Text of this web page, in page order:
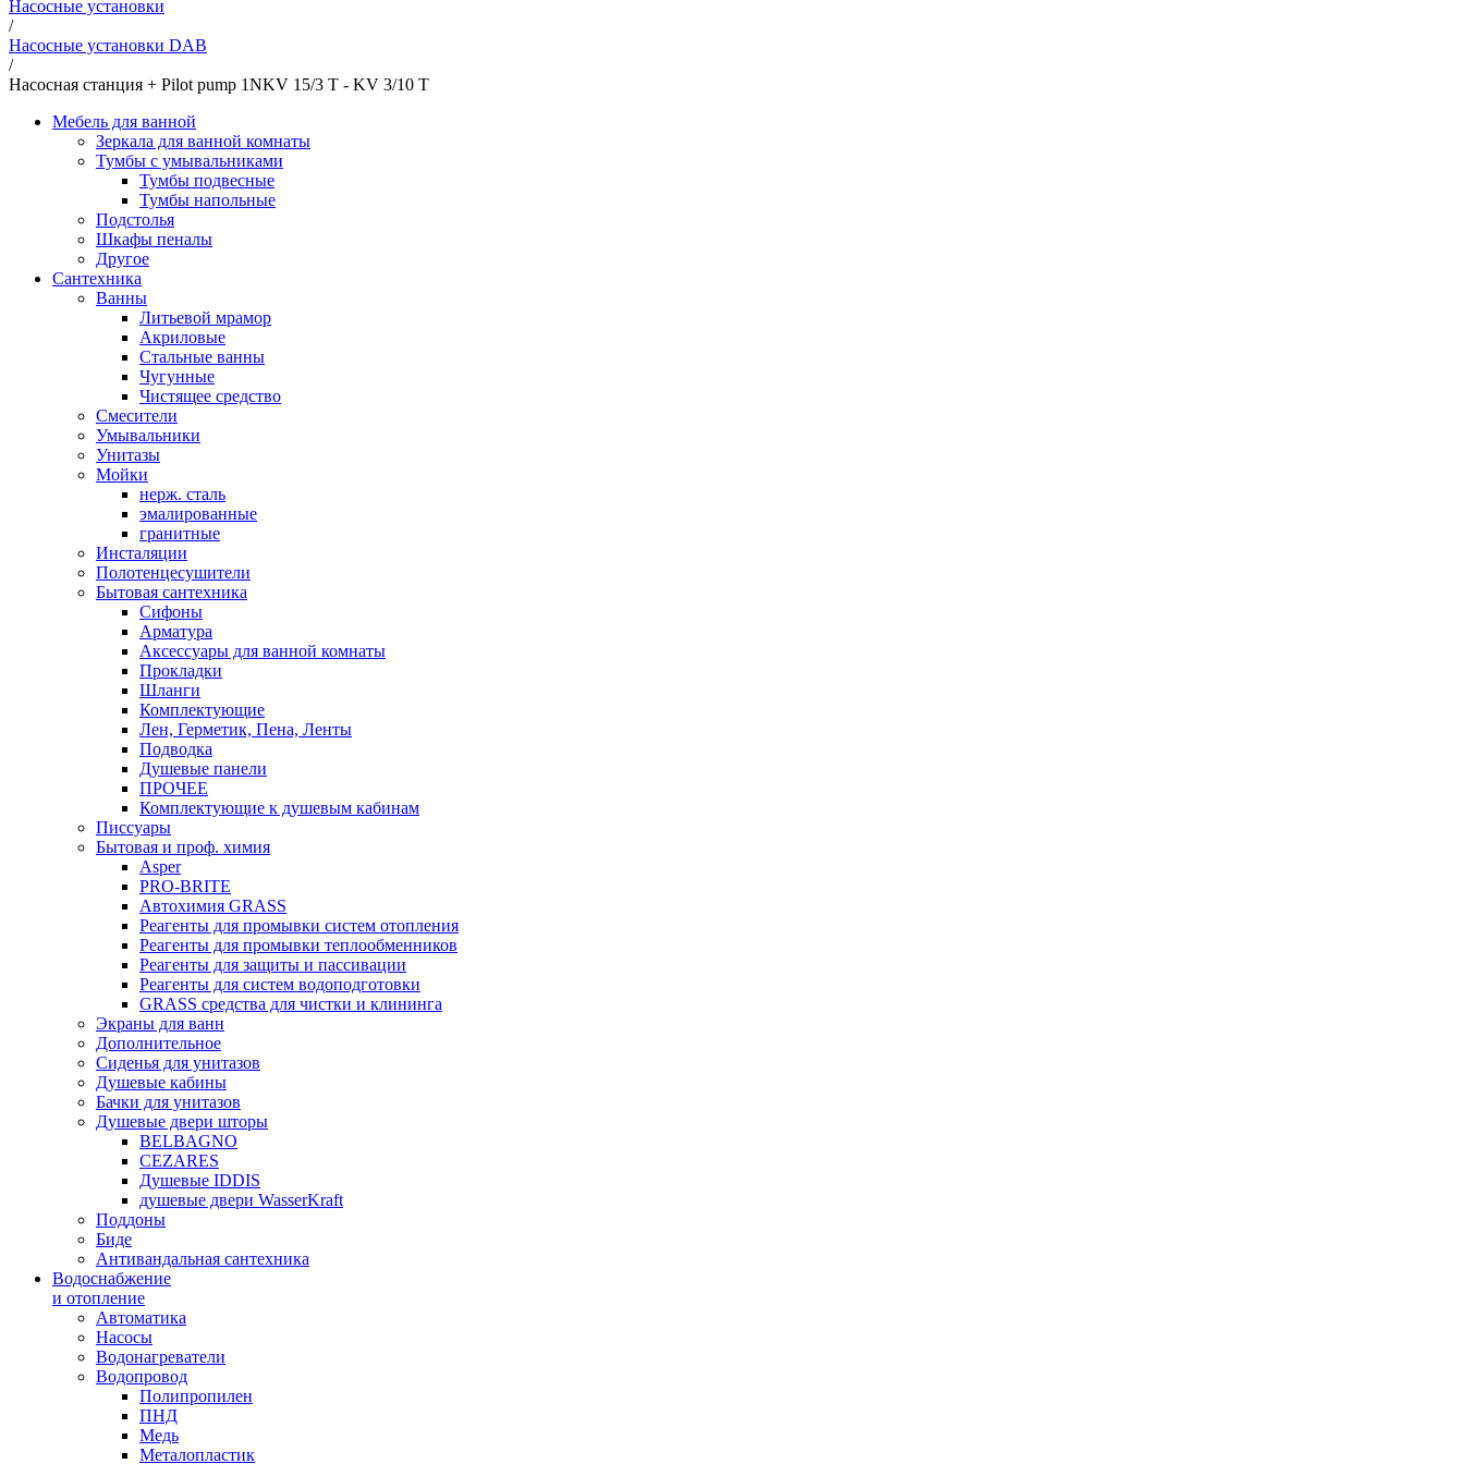
Насосные установки
/
Насосные установки DAB
/
Насосная станция + Pilot pump 1NKV 15/3 T - KV 3/10 T
Мебель для ванной
Зеркала для ванной комнаты
Тумбы с умывальниками
Тумбы подвесные
Тумбы напольные
Подстолья
Шкафы пеналы
Другое
Сантехника
Ванны
Литьевой мрамор
Акриловые
Стальные ванны
Чугунные
Чистящее средство
Смесители
Умывальники
Унитазы
Мойки
нерж. сталь
эмалированные
гранитные
Инсталяции
Полотенцесушители
Бытовая сантехника
Сифоны
Арматура
Аксессуары для ванной комнаты
Прокладки
Шланги
Комплектующие
Лен, Герметик, Пена, Ленты
Подводка
Душевые панели
ПРОЧЕЕ
Комплектующие к душевым кабинам
Писсуары
Бытовая и проф. химия
Asper
PRO-BRITE
Автохимия GRASS
Реагенты для промывки систем отопления
Реагенты для промывки теплообменников
Реагенты для защиты и пассивации
Реагенты для систем водоподготовки
GRASS средства для чистки и клининга
Экраны для ванн
Дополнительное
Сиденья для унитазов
Душевые кабины
Бачки для унитазов
Душевые двери шторы
BELBAGNO
CEZARES
Душевые IDDIS
душевые двери WasserKraft
Поддоны
Биде
Антивандальная сантехника
Водоснабжение
и отопление
Автоматика
Насосы
Водонагреватели
Водопровод
Полипропилен
ПНД
Медь
Металопластик